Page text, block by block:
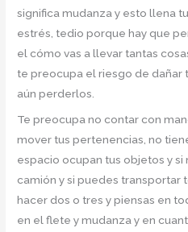
significa mudanza y esto llena
estrés, tedio porque hay que
el cómo vas a llevar tantas
te preocupa el riesgo de dañar
aún perderlos.
Te preocupa no contar con
mover tus pertenencias, no
espacio ocupan tus objetos y si
camión y si puedes transportar
hacer dos o tres y piensas en
en el flete y mudanza y en